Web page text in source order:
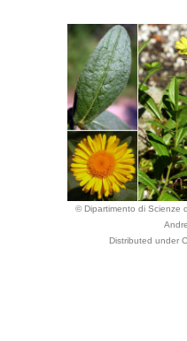
© Dipartimento di Scienze
Distributed under